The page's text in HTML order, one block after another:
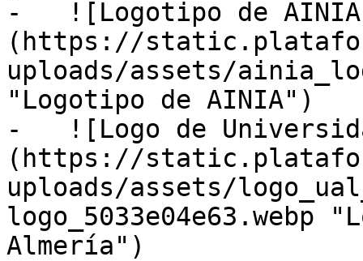
-   ![Logotipo de
(https://
uploads/assets/
"Logotipo de AINIA")
-   ![Logo de
(https://
uploads/assets/
logo_5033e04e63.webp
Almería")